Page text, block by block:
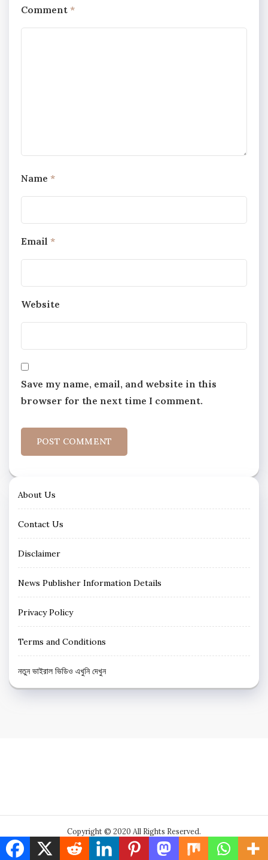
Comment *
Name *
Email *
Website
Save my name, email, and website in this
browser for the next time I comment.
About Us
Contact Us
Disclaimer
News Publisher Information Details
Privacy Policy
Terms and Conditions
নতুন ভাইরাল ভিডিও এখুনি দেখুন
Copyright © 2020 All Rights Reserved.
Powered by : 24 Ghanta Bangla News